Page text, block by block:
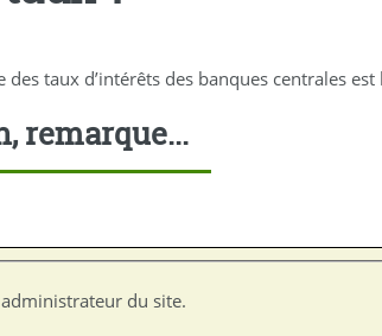
taux d’intérêts des banques centrales
remarque...
du site.